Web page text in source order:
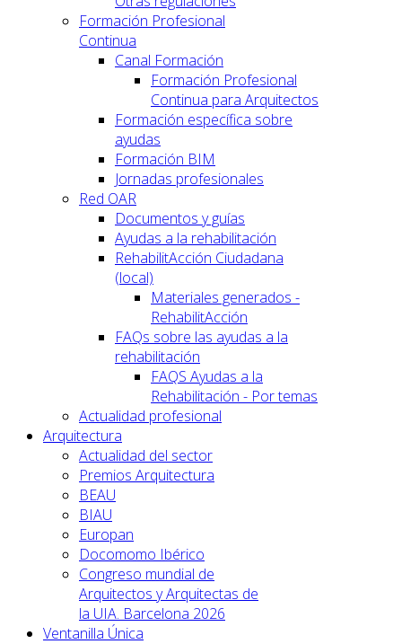
Formación Profesional
Continua
Canal Formación
Formación Profesional
Continua para Arquitectos
Formación específica sobre
ayudas
Formación BIM
Jornadas profesionales
Red OAR
Documentos y guías
Ayudas a la rehabilitación
RehabilitAcción Ciudadana
(local)
Materiales generados -
RehabilitAcción
FAQs sobre las ayudas a la
rehabilitación
FAQS Ayudas a la
Rehabilitación - Por temas
Actualidad profesional
Arquitectura
Actualidad del sector
Premios Arquitectura
BEAU
BIAU
Europan
Docomomo Ibérico
Congreso mundial de
Arquitectos y Arquitectas de
la UIA. Barcelona 2026
Ventanilla Única